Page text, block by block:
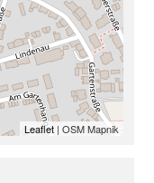
Leaflet | OSM Mapnik